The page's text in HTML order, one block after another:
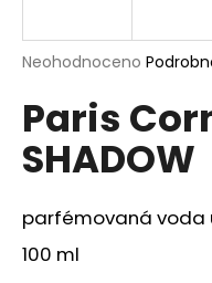
Průměrné
produktu
je
0,0
z
hvězdiček.
Neohodnoceno
Paris
SHADOW
parfémovaná voda
100 ml
j
t
?